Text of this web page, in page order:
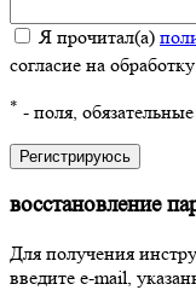
Я прочитал(а)
согласие на
* - поля,
Регистрируюсь
восстановление
Для получения
введите e-mail,